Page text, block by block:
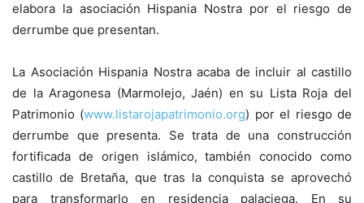
elabora la asociación Hispania Nostra por el riesgo de
derrumbe que presentan.
La Asociación Hispania Nostra acaba de incluir al castillo
de la Aragonesa (Marmolejo, Jaén) en su Lista Roja del
Patrimonio (www.listarojapatrimonio.org) por el riesgo de
derrumbe que presenta. Se trata de una construcción
fortificada de origen islámico, también conocido como
castillo de Bretaña, que tras la conquista se aprovechó
para transformarlo en residencia palaciega. En su